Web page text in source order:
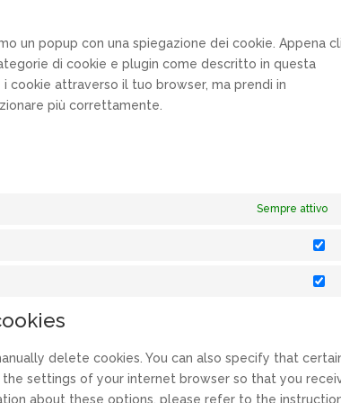
varie
un popup con una spiegazione dei cookie. Appena
di cookie e plugin come descritto in questa
cookie attraverso il tuo browser, ma prendi in
più correttamente.
Sempre attivo
delete cookies. You can also specify that
settings of your internet browser so that you
about these options, please refer to the